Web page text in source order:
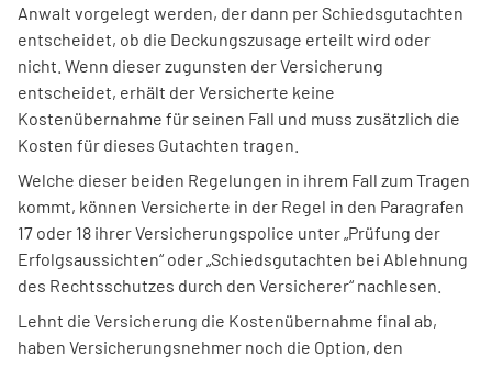
Anwalt vorgelegt werden, der dann per Schiedsgutachten
entscheidet, ob die Deckungszusage erteilt wird oder
nicht. Wenn dieser zugunsten der Versicherung
entscheidet, erhält der Versicherte keine
Kostenübernahme für seinen Fall und muss zusätzlich die
Kosten für dieses Gutachten tragen.
Welche dieser beiden Regelungen in ihrem Fall zum Tragen
kommt, können Versicherte in der Regel in den Paragrafen
17 oder 18 ihrer Versicherungspolice unter „Prüfung der
Erfolgsaussichten“ oder „Schiedsgutachten bei Ablehnung
des Rechtsschutzes durch den Versicherer“ nachlesen.
Lehnt die Versicherung die Kostenübernahme final ab,
haben Versicherungsnehmer noch die Option, den